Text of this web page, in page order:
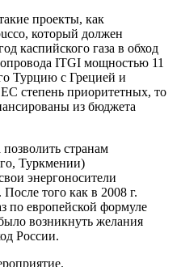
проекты, как
который должен
каспийского газа в обход
ITGI мощностью 11
Турцию с Грецией и
степень приоритетных, то
из бюджета
странам
Туркмении)
энергоносители
того как в 2008 г.
по европейской формуле
возникнуть желания
России.